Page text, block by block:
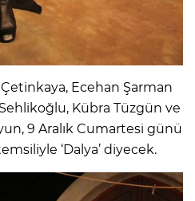
Ecehan Şarman
Kübra Tüzgün ve
9 Aralık Cumartesi günü
‘Dalya’ diyecek.